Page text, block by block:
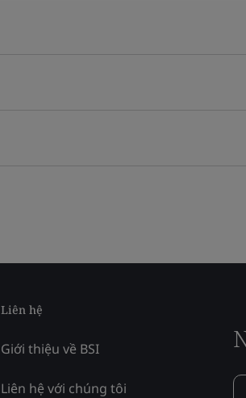
Liên hệ
Giới thiệu về BSI
Liên hệ với chúng tôi